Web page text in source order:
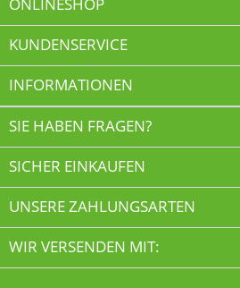
ONLINESHOP
KUNDENSERVICE
INFORMATIONEN
SIE HABEN FRAGEN?
SICHER EINKAUFEN
UNSERE ZAHLUNGSARTEN
WIR VERSENDEN MIT: